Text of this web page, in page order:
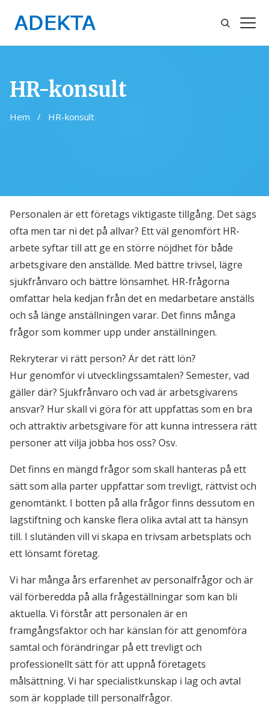
Sök
HR-konsult
Hem / HR-konsult
Personalen är ett företags viktigaste tillgång. Det sägs
ofta men tar ni det på allvar? Ett väl genomfört HR-
arbete syftar till att ge en större nöjdhet för både
arbetsgivare den anställde. Med bättre trivsel, lägre
sjukfrånvaro och bättre lönsamhet. HR-frågorna
omfattar hela kedjan från det en medarbetare anställs
och så länge anställningen varar. Det finns många
frågor som kommer upp under anställningen.
Rekryterar vi rätt person? Är det rätt lön?
Hur genomför vi utvecklingssamtalen? Semester, vad
gäller där? Sjukfrånvaro och vad är arbetsgivarens
ansvar? Hur skall vi göra för att uppfattas som en bra
och attraktiv arbetsgivare för att kunna intressera rätt
personer att vilja jobba hos oss? Osv.
Det finns en mängd frågor som skall hanteras på ett
sätt som alla parter uppfattar som trevligt, rättvist och
genomtänkt. I botten på alla frågor finns dessutom en
lagstiftning och kanske flera olika avtal att ta hänsyn
till. I slutänden vill vi skapa en trivsam arbetsplats och
ett lönsamt företag.
Vi har många års erfarenhet av personalfrågor och är
väl förberedda på alla frågeställningar som kan bli
aktuella. Vi förstår att personalen är en
framgångsfaktor och har känslan för att genomföra
samtal och förändringar på ett trevligt och
professionellt sätt för att uppnå företagets
målsättning. Vi har specialistkunskap i lag och avtal
som är kopplade till personalfrågor.